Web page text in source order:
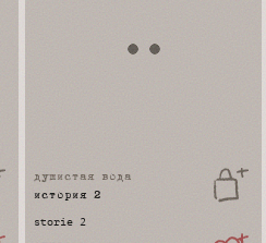
душистая вода
история 2
storie 2